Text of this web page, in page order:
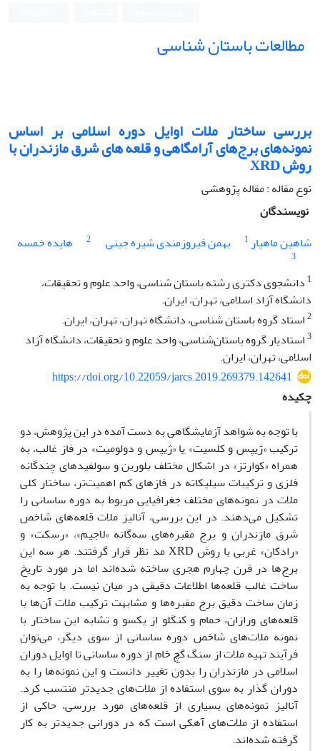
مطالعات باستان شناسی
بررسی ساختار ملات اوایل دوره اسلامی بر اساس
نمونه‌های برج‌های آرامگاهی و قلعه های شرق مازندران با
روش XRD
نوع مقاله : مقاله پژوهشی
نویسندگان
شاهین ماهیار1 بهمن فیروزمندی شیره جینی 2 هایده خمسه
3
1 دانشجوی دکتری رشته باستان شناسی، واحد علوم و تحقیقات،
دانشگاه آزاد اسلامی، تهران، ایران.
2استاد گروه باستان شناسی، دانشگاه تهران، تهران، ایران.
3استادیار گروه باستان‌شناسی، واحد علوم و تحقیقات، دانشگاه آزاد
اسلامی، تهران، ایران.
https://doi.org/10.22059/jarcs.2019.269379.142641
چکیده
با توجه به شواهد آزمایشگاهی به دست آمده در این پژوهش، دو
ترکیب «ژیپس و کلسیت» یا «ژیپس و دولومیت» در فاز غالب، به
همراه «کوارتز» در اشکال مختلف بلورین و سولفیدهای چندگانه
فلزی و ترکیبات سیلیکاته در فازهای کم اهمیت‌تر، ساختار کلی
ملات در نمونه‌های مختلف جغرافیایی مربوط به دوره ساسانی را
تشکیل می‌دهند. در این بررسی، آنالیز ملات قلعه‌های شاخص
شرق مازندران و برج مقبره‌های سه‌گانه «لاجیم»، «رسکت» و
«رادکان» غربی با روش XRD مد نظر قرار گرفتند. هر سه این
برج‌ها در قرن چهارم هجری ساخته شده‌اند اما در مورد تاریخ
ساخت غالب قلعه‌ها اطلاعات دقیقی در میان نیست. با توجه به
زمان ساخت دقیق برج مقبره‌ها و مشابهت ترکیب ملات آن‌ها با
قلعه‌های ورازان، حمام و کنگلو از یکسو و تشابه این ساختار با
نمونه ملات‌های شاخص دوره ساسانی از سوی دیگر، می‌توان
فرآیند تهیه ملات از سنگ گچ خام از دوره ساسانی تا اوایل دوران
اسلامی در مازندران را بدون تغییر دانست و این نمونه‌ها را به
دوران گذار به سوی استفاده از ملات‌های جدیدتر منتسب کرد.
آنالیز نمونه‌های بسیاری از قلعه‌های مورد بررسی، حاکی از
استفاده از ملات‌های آهکی است که در دورانی جدیدتر به کار
گرفته شده‌اند.